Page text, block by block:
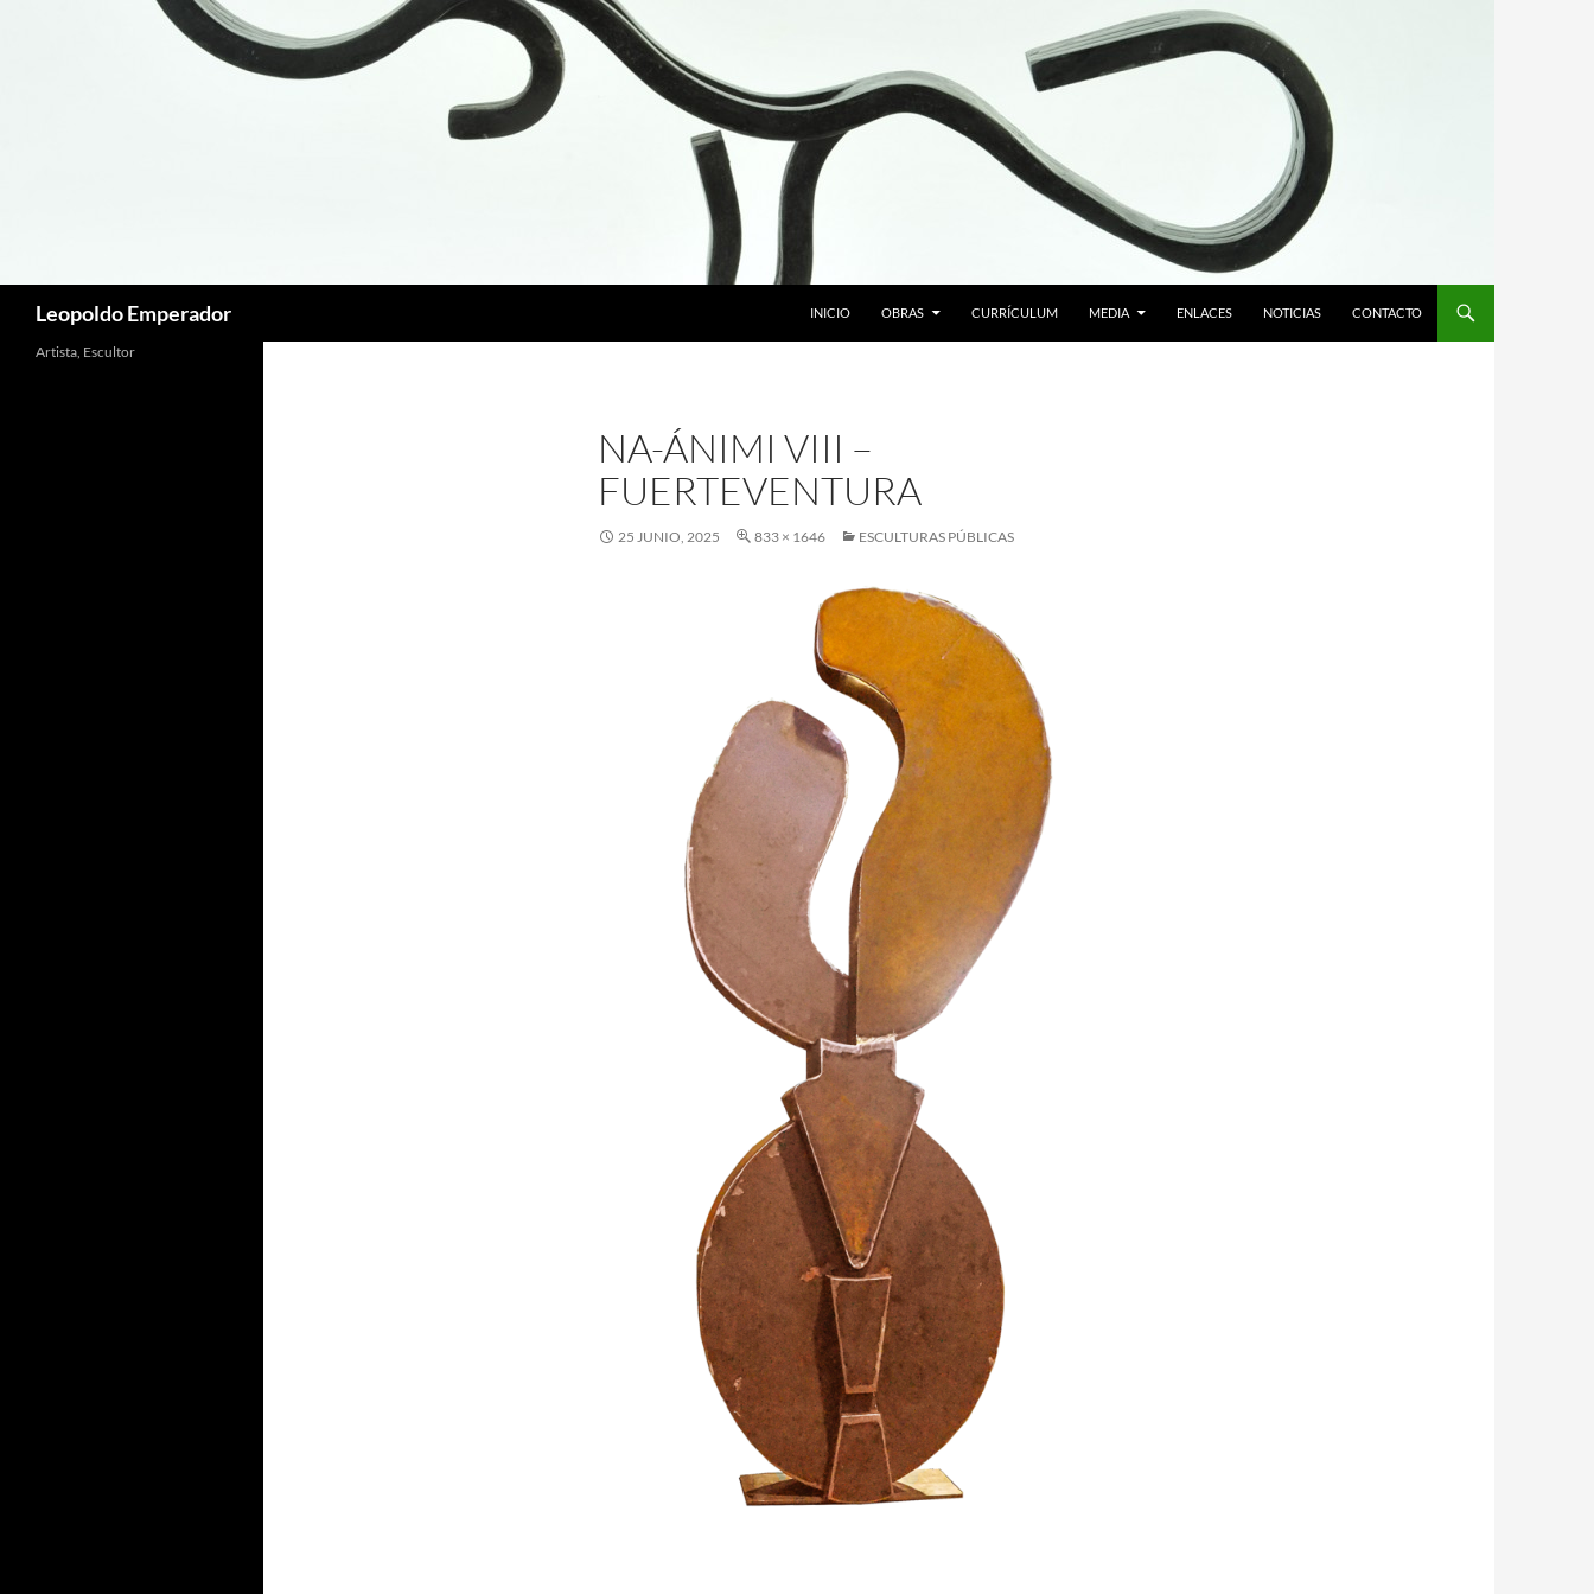
Leopoldo Emperador
INICIO
OBRAS CURRÍCULUM MEDIA ENLACES NOTICIAS CONTACTO
NA-ÁNIMI VIII –
FUERTEVENTURA
25 JUNIO, 2025 833 × 1646 ESCULTURAS PÚBLICAS
Artista, Escultor